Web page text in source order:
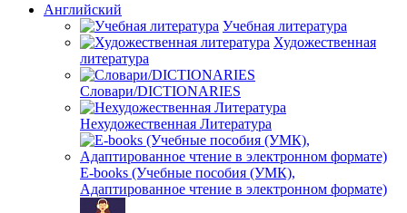
Английский
Учебная литература
Художественная
литература
Словари/DICTIONARIES
Нехудожественная Литература
E-books (Учебные пособия (УМК),
Адаптированное чтение в электронном формате)